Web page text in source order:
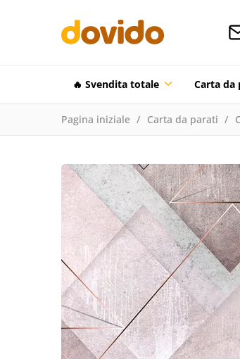
🔥 Svendita totale Carta da
Pagina iniziale Carta da parati